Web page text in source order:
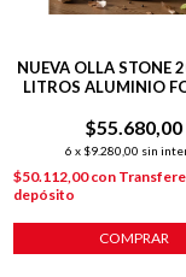
NUEVA OLLA STONE
LITROS ALUMINIO
LITROS
$55.680,00
6 x $9.280,00 sin
$50.112,00con
depósito
COMPRAR